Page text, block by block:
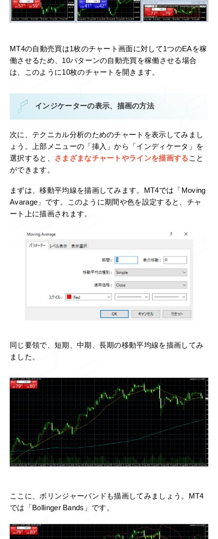
MT4の自動売買は1枚のチャート画面に対して1つのEAを稼
働させるため、10パターンの自動売買を稼働させる場合
は、このように10枚のチャートを開きます。
インジケーターの表示、描画の方法
次に、テクニカル分析のためのチャートを表示してみまし
ょう。上部メニューの「挿入」から「インディケータ」を
選択すると、
さまざまなチャートやラインを描画する こと
ができます。
まずは、移動平均線を描画してみます。MT4では「Moving
Avarage」です。このように期間や色を設定すると、チャ
ート上に描画されます。
同じ要領で、短期、中期、長期の移動平均線を描画してみ
ました。
ここに、ボリンジャーバンドも描画してみましょう。MT4
では「Bollinger Bands」です。